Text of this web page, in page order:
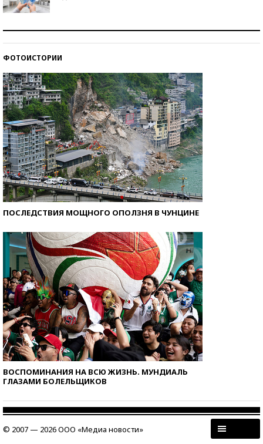
ФОТОИСТОРИИ
ПОСЛЕДСТВИЯ МОЩНОГО ОПОЛЗНЯ В ЧУНЦИНЕ
ВОСПОМИНАНИЯ НА ВСЮ ЖИЗНЬ. МУНДИАЛЬ
ГЛАЗАМИ БОЛЕЛЬЩИКОВ
© 2007 — 2026 ООО «Медиа новости»